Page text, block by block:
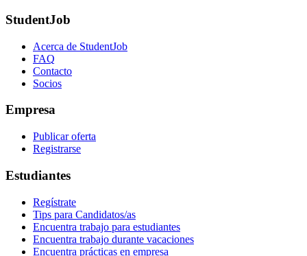
StudentJob
Acerca de StudentJob
FAQ
Contacto
Socios
Empresa
Publicar oferta
Registrarse
Estudiantes
Regístrate
Tips para Candidatos/as
Encuentra trabajo para estudiantes
Encuentra trabajo durante vacaciones
Encuentra prácticas en empresa